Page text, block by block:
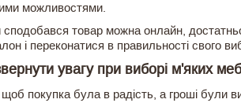
можливостями.
товар можна онлайн,
і переконатися в правильності свого
увагу при виборі м'яких
покупка була в радість, а гроші були